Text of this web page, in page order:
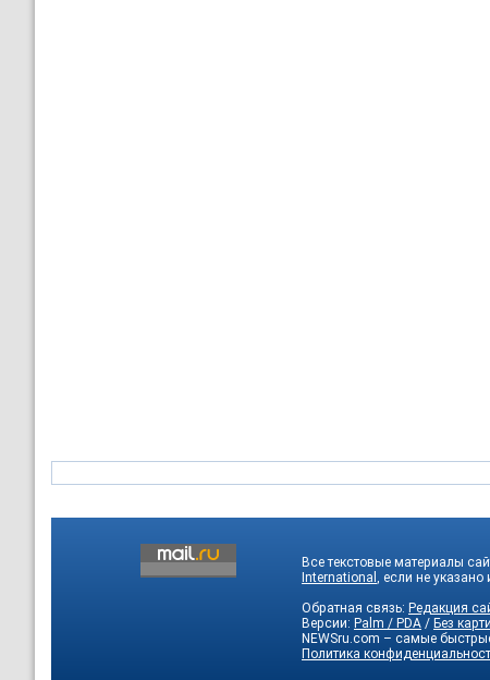
Все текстовые материалы
International , если не указано
Обратная связь: Редакция
Версии: Palm / PDA / Без
NEWSru.com – самые
Политика